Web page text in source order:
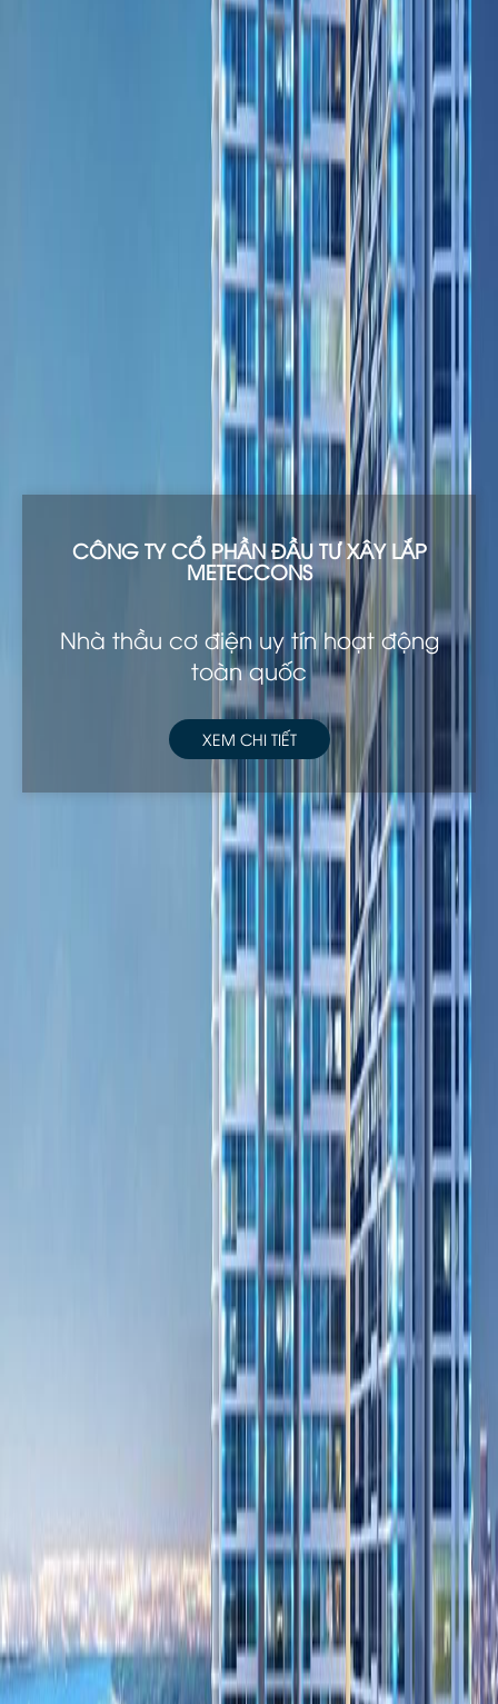
CÔNG TY CỔ PHẦN ĐẦU TƯ XÂY LẮP
METECCONS
Nhà thầu cơ điện uy tín hoạt động
toàn quốc
XEM CHI TIẾT